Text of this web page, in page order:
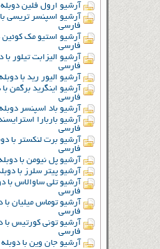
آرشیو ارول فلین
آرشیو اسپنسر تریسی
فارسی
آرشیو استیو مک کوئین
فارسی
آرشیو الیزابت تیلور با
فارسی
آرشیو الیور رید با
آرشیو اینگرید برگمن با
فارسی
آرشیو باد اسپنسر
آرشیو باربارا
فارسی
آرشیو برت لنکستر با
فارسی
آرشیو پل نیومن با
آرشیو پیتر سلرز با
آرشیو تلی ساوالاس با
فارسی
آرشیو توماس میلیان با
فارسی
آرشیو تونی کورتیس با
فارسی
آرشیو جان وین با